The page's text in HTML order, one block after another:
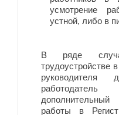
усмотрение
устной, либо в
В ряде
трудоустройстве
руководителя
работы в